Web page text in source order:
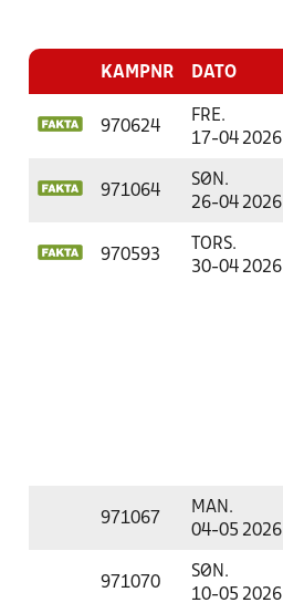
KAMPNR DATO
970624
FRE.
17-04 2026
971064
SØN.
26-04 2026
970593
TORS.
30-04 2026
971067
MAN.
04-05 2026
971070
SØN.
10-05 2026